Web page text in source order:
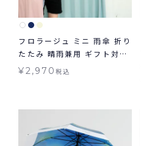
フロラージュ ミニ 雨傘 折り
たたみ 晴雨兼用 ギフト対象
Wpc.
¥2,970税込